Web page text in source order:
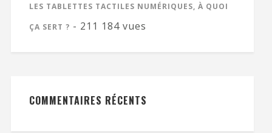
LES TABLETTES TACTILES NUMÉRIQUES, À QUOI
ÇA SERT ? - 211 184 vues
COMMENTAIRES RÉCENTS